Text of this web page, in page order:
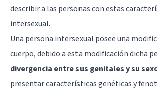
describir a las personas con estas
intersexual.
Una persona intersexual posee una
cuerpo, debido a esta modificación dicha
divergencia entre sus genitales y su
presentar características genéticas y